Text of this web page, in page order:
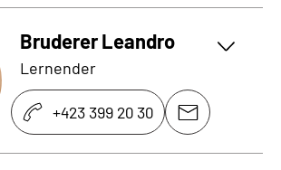
Bruderer Leandro
Lernender
+423 399 20 30